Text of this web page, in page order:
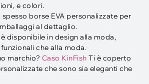
e colori.
spesso borse EVA personalizzate per
al dettaglio.
è disponibile in design alla moda,
che alla moda.
marchio? Caso KinFish Ti è coperto
che sono sia eleganti che